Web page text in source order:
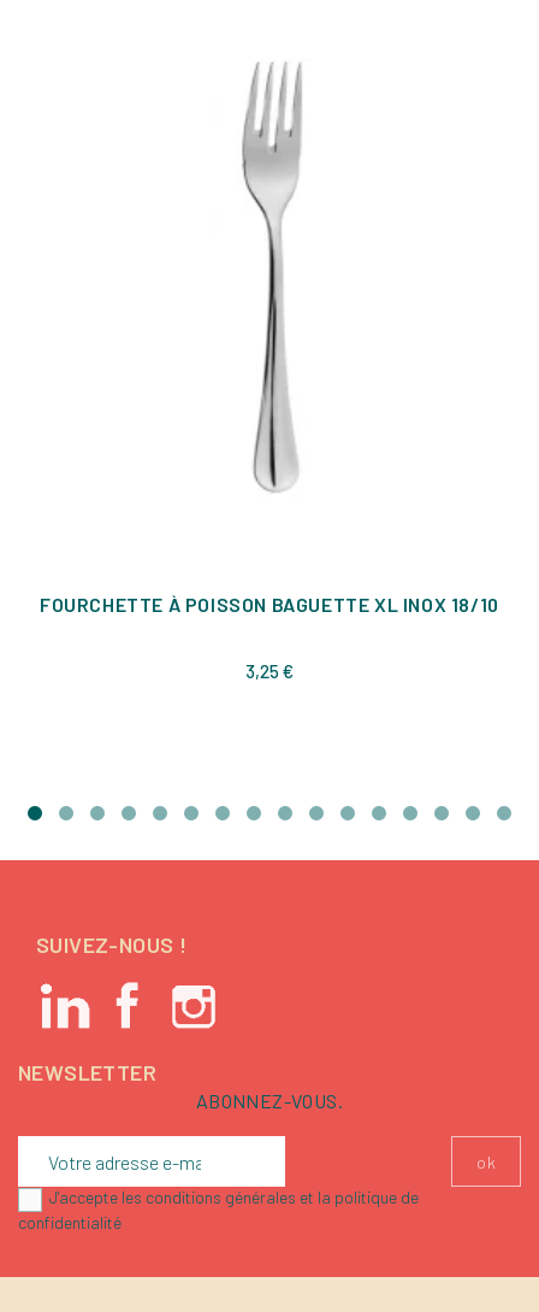
FOURCHETTE À POISSON BAGUETTE XL INOX 18/10
3,25 €
SUIVEZ-NOUS !
NEWSLETTER
ABONNEZ-VOUS.
J'accepte les conditions générales et la politique de
confidentialité